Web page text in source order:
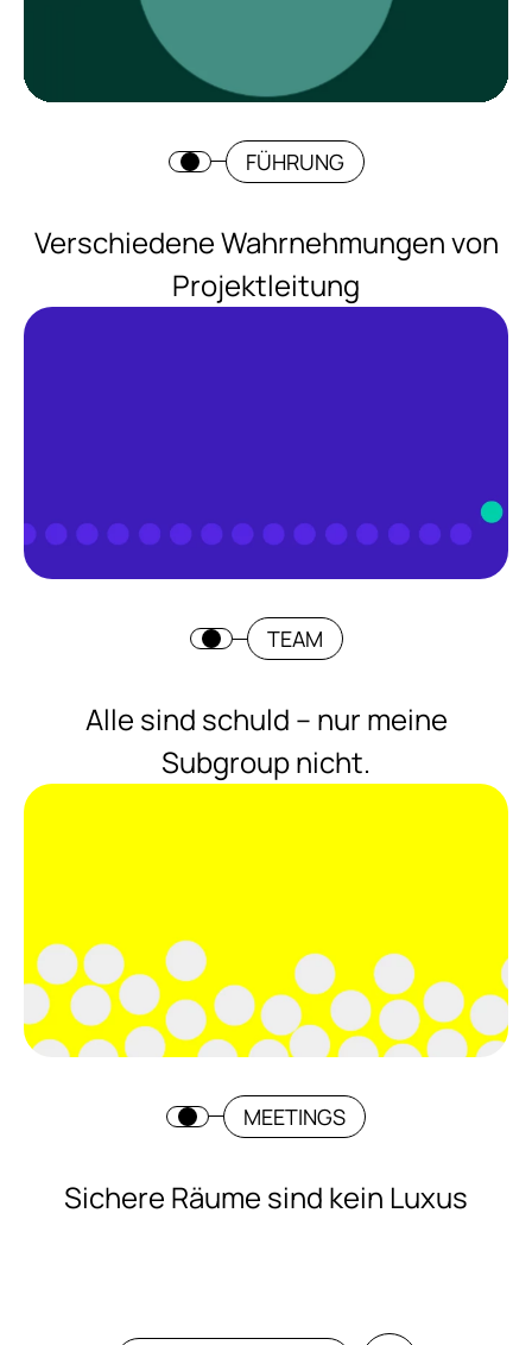
FÜHRUNG
Verschiedene Wahrnehmungen von
Projektleitung
TEAM
Alle sind schuld – nur meine
Subgroup nicht.
MEETINGS
Sichere Räume sind kein Luxus